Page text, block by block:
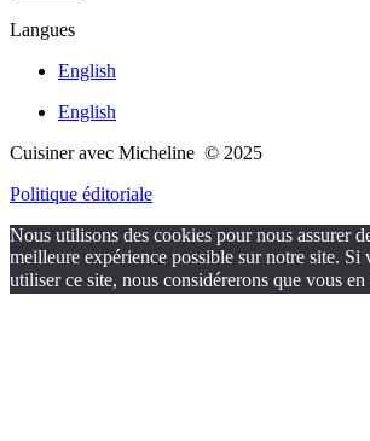
Langues
English
English
Cuisiner avec Micheline © 2025
Politique éditoriale
Nous utilisons des cookies pour nous assurer
meilleure expérience possible sur notre site. Si
utiliser ce site, nous considérerons que vous en